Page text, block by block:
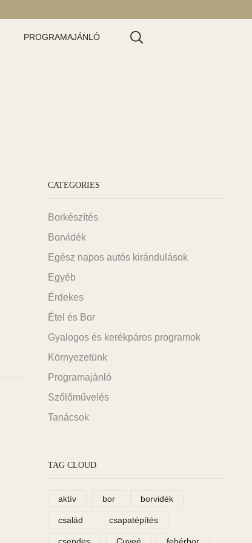
PROGRAMAJÁNLÓ
CATEGORIES
Borkészítés
Borvidék
Egész napos autós kirándulások
Egyéb
Érdekes
Étel és Bor
Gyalogos és kerékpáros programok
Környezetünk
Programajánló
Szőlőművelés
Tanácsok
TAG CLOUD
aktív bor borvidék
család csapatépítés